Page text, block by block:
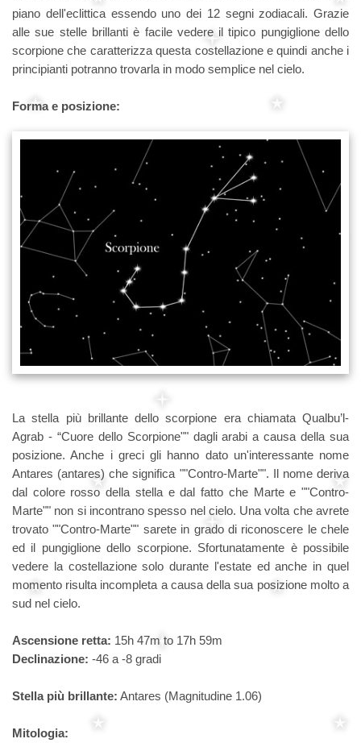
piano dell'eclittica essendo uno dei 12 segni zodiacali. Grazie
alle sue stelle brillanti è facile vedere il tipico pungiglione dello
scorpione che caratterizza questa costellazione e quindi anche i
principianti potranno trovarla in modo semplice nel cielo.
Forma e posizione:
La stella più brillante dello scorpione era chiamata Qualbu’l-
Agrab - “Cuore dello Scorpione"" dagli arabi a causa della sua
posizione. Anche i greci gli hanno dato un'interessante nome
Antares (antares) che significa ""Contro-Marte"". Il nome deriva
dal colore rosso della stella e dal fatto che Marte e ""Contro-
Marte"" non si incontrano spesso nel cielo. Una volta che avrete
trovato ""Contro-Marte"" sarete in grado di riconoscere le chele
ed il pungiglione dello scorpione. Sfortunatamente è possibile
vedere la costellazione solo durante l'estate ed anche in quel
momento risulta incompleta a causa della sua posizione molto a
sud nel cielo.
Ascensione retta: 15h 47m to 17h 59m
Declinazione: -46 a -8 gradi
Stella più brillante: Antares (Magnitudine 1.06)
Mitologia: